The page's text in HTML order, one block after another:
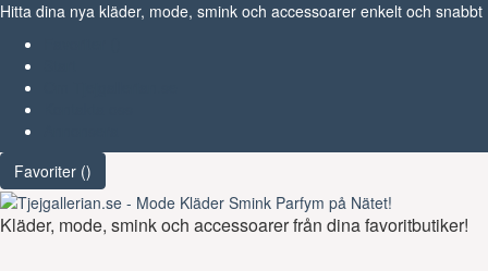
Hitta dina nya kläder, mode, smink och accessoarer enkelt och snabbt
Favoriter ()
Kläder, mode, smink och accessoarer från dina favoritbutiker!